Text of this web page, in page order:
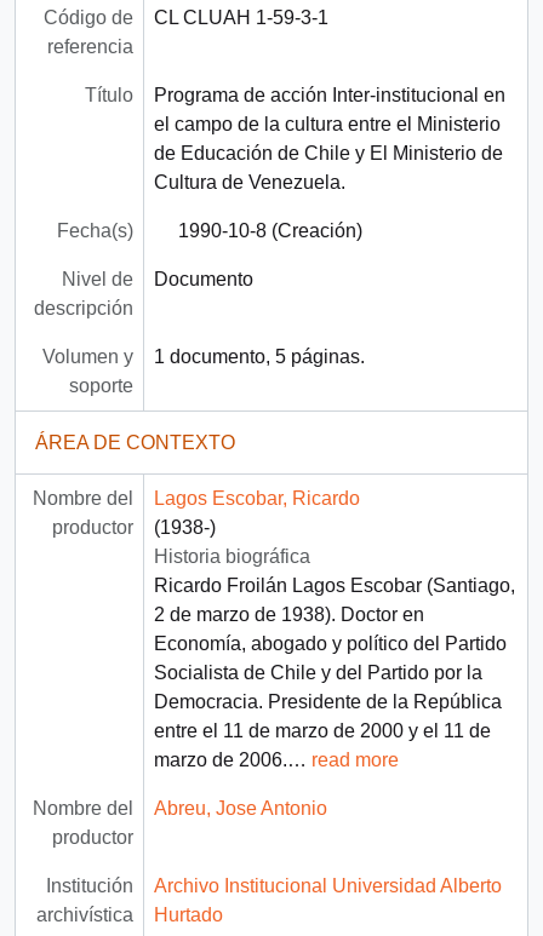
Código de
referencia
CL CLUAH 1-59-3-1
Título
Programa de acción Inter-institucional en
el campo de la cultura entre el Ministerio
de Educación de Chile y El Ministerio de
Cultura de Venezuela.
Fecha(s) 1990-10-8 (Creación)
Nivel de
descripción
Documento
Volumen y
soporte
1 documento, 5 páginas.
ÁREA DE CONTEXTO
Nombre del
productor
Lagos Escobar, Ricardo
(1938-)
Historia biográfica
Ricardo Froilán Lagos Escobar (Santiago,
2 de marzo de 1938). Doctor en
Economía, abogado y político del Partido
Socialista de Chile y del Partido por la
Democracia. Presidente de la República
entre el 11 de marzo de 2000 y el 11 de
marzo de 2006.… read more
Nombre del
productor
Abreu, Jose Antonio
Institución
archivística
Archivo Institucional Universidad Alberto
Hurtado